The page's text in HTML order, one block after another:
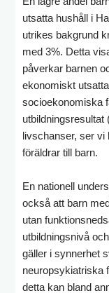
utsatta hushåll i
utrikes bakgrund
med 3%. Detta
påverkar barnen
ekonomiskt
socioekonomiska
utbildningsresultat
livschanser, ser vi
föräldrar till barn.
En nationell
också att barn
utan
utbildningsnivå
gäller i synnerhet
neuropsykiatriska
detta kan bland